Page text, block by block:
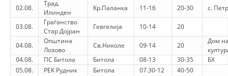
STRUKTURA E ORGANIZATËS
KONTAKT INFORMACIONE
ANËTARËSIMI NË STRUKTURAT PROFESIONALE
02.08.
Трад.
Илинден
Кр.Паланка 11-16 20-30 с.
03.08.
Граѓанство
Стар Дојран
Гевгелија 10-14 20
04.08.
Општина
Лозово
Св.Николе 09-14 20
Дом
04.08.
ПС Битола Битола 08-13 30-35
БХ
05.08.
РЕК Рудник Битола 07.30-12
40-50